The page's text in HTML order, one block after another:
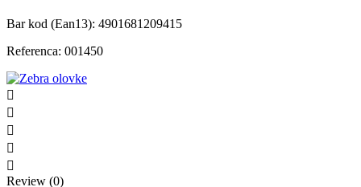
Bar kod (Ean13): 4901681209415
Referenca: 001450





Review (0)